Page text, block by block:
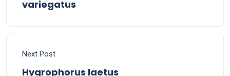
variegatus
Next Post
Hygrophorus laetus